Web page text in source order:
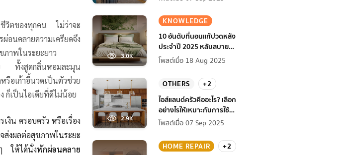
ชีวิตของทุกคน ไม่ว่าจะ
อนคลายความเครียดจึง
ภาพในระยะยาว
บ ทั้งสูดกลิ่นหอมละมุน
อเก้าอี้นวดเป็นตัวช่วย
ก็เป็นไอเดียที่ดีไม่น้อย
เงิน ครอบครัว หรือเรื่อง
งผลต่อสุขภาพในระยะ
ให้ได้นั่งพักผ่อนคลาย
3.0K
KNOWLEDGE
10 อันดับที่นอนแก้ปวดหลัง
ประจำปี 2025 หลับสบาย
สุขภาพดียิ่งกว่าเดิม
โพสต์เมื่อ 18 Aug 2025
2.9K
OTHERS
+2
ไอส์แลนด์ครัวคืออะไร? เลือก
อย่างไรให้เหมาะกับการใช้
งานที่บ้าน
โพสต์เมื่อ 07 Sep 2025
HOME REPAIR
+2